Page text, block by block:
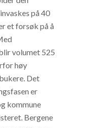
på 40
et forsøk på å
volumet 525
høy
Det
er
kommune
Bergene